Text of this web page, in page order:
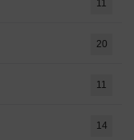
11
20
11
14